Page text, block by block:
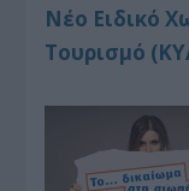
Νέο Ειδικό
Τουρισμό